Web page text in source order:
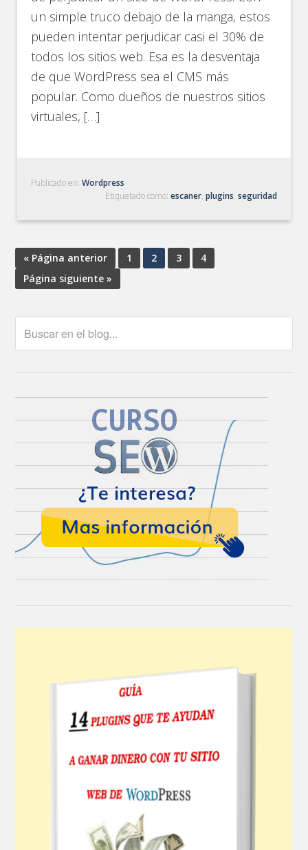
un simple truco debajo de la manga, estos
pueden intentar perjudicar casi el 30% de
todos los sitios web. Esa es la desventaja
de que WordPress sea el CMS más
popular. Como dueños de nuestros sitios
virtuales, […]
Publicado en:Wordpress
Etiquetado como: escaner, plugins, seguridad
« Página anterior 1 2 3
4
Página siguiente »